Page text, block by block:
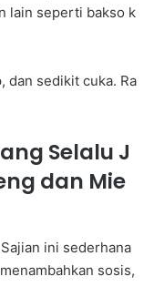
lain seperti bakso k
dan sedikit cuka. Ra
Selalu J
dan Mie
ini sederhana
sosis,